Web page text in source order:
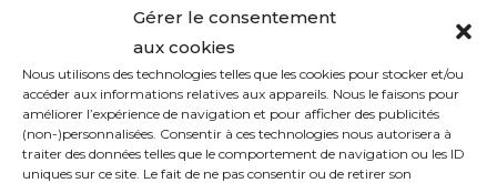
Gérer le consentement
aux cookies
Nous utilisons des technologies telles que les cookies pour stocker et/ou
accéder aux informations relatives aux appareils. Nous le faisons pour
améliorer l’expérience de navigation et pour afficher des publicités
(non-)personnalisées. Consentir à ces technologies nous autorisera à
traiter des données telles que le comportement de navigation ou les ID
uniques sur ce site. Le fait de ne pas consentir ou de retirer son
POLITIQUE
Accord franco-algérien de 1968 : l’impossible révision
unilatérale !